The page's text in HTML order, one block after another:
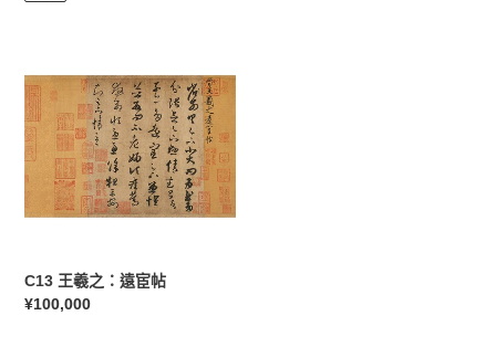
王
羲
之：
遠
宦
帖
C13 王羲之：遠宦帖
定
¥100,000